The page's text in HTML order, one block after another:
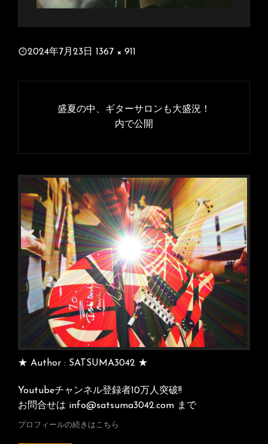
投
日:
2024年7月23日
ル
1367 × 911
シ
ョ
ン
盛夏の中、ギターサロンも大盛況！
内で公開
★ Author : SATSUMA3042 ★
Youtubeチャンネル登録者10万人突破!!
お問合せは info@satsuma3042.com まで
プロフィールの続きはこちら